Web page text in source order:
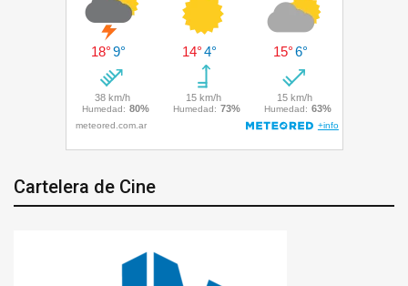
Cartelera de Cine